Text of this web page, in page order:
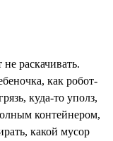
раскачивать.
как робот-
куда-то уполз,
контейнером,
какой мусор